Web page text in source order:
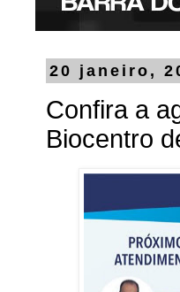
20 janeiro,
Confira a
Biocentro